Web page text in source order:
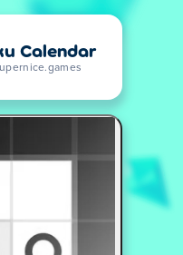
Calendar